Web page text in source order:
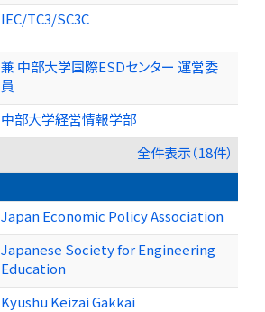
IEC/TC3/SC3C
兼 中部大学国際ESDセンター 運営委
員
中部大学経営情報学部
全件表示（18件）
Japan Economic Policy Association
Japanese Society for Engineering
Education
Kyushu Keizai Gakkai